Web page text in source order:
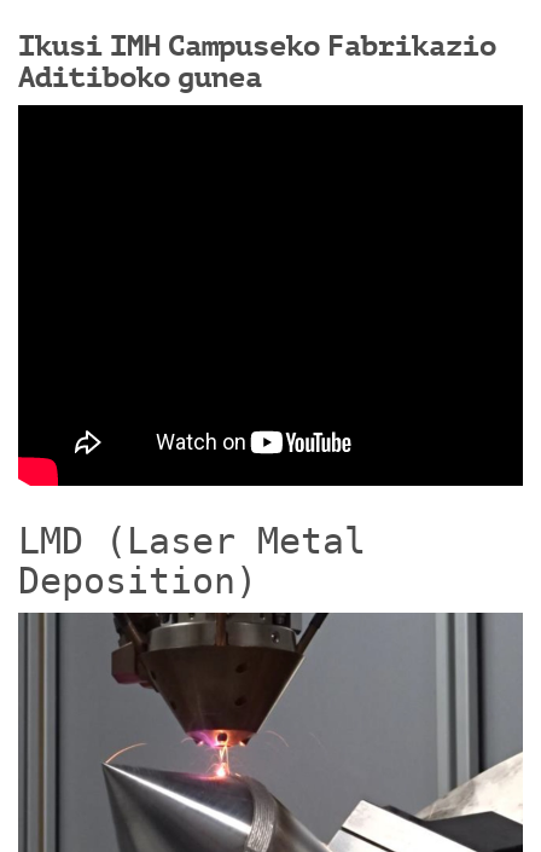
Ikusi IMH Campuseko Fabrikazio
Aditiboko gunea
LMD (Laser Metal
Deposition)